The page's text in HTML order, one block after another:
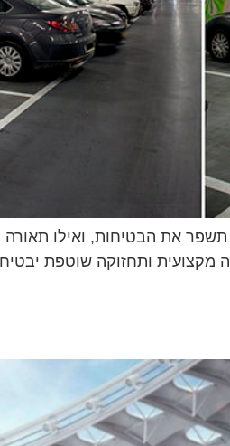
תשפר את הבטיחות, ואילו
מקצועית ותחזוקה שוטפת